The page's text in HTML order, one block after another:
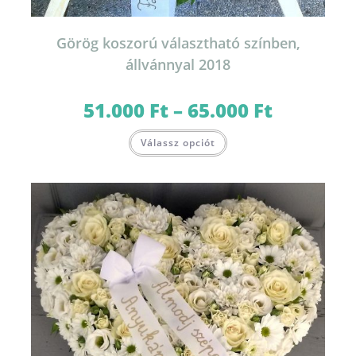
Görög koszorú választható színben,
állvánnyal 2018
51.000 Ft–65.000 Ft51.000 Ft
Válassz opciót a
van.
A
változatok
a
termékoldalon
választhatók
ki